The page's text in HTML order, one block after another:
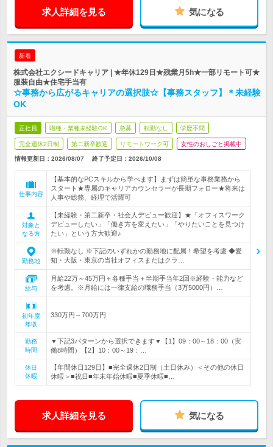
求人詳細を見る 気になる
新着
株式会社エクシードキャリア | ★年休129日★残業月5h★一部リモート可★
服装自由★住宅手当有
☆事務から広がるキャリアの選択肢☆【事務スタッフ】＊未経験
OK
正社員 職種・業種未経験OK 急募 転勤なし 学歴不問
完全週休2日制 第二新卒歓迎 リモートワーク可 女性のおしごと掲載中
情報更新日：2026/08/07 終了予定日： 2026/10/08
仕事内容
【基本的なPCスキルから学べます】まずは簡単な事務業務から
スタート★専属のキャリアカウンセラーが長期フォロー★将来は
人事や総務、経理で活躍可
対象と
なる方
【未経験・第二新卒・社会人デビュー歓迎】★「オフィスワーク
デビューしたい」「働き方を変えたい」「やりたいことを見つけ
たい」という方大歓迎♪
勤務地
※転勤なし ※下記のいずれかの勤務地に配属！希望を考慮 ◆愛
知・大阪・東京の当社オフィスまたはクラ…
給与
月給22万～45万円＋各種手当＋半期手当年2回※経験・能力など
を考慮。※月給には一律支給の職務手当（3万5000円）…
初年度
年収
330万円～700万円
勤務
時間
▼下記3パターンから選択できます▼【1】09：00～18：00（実
働8時間）【2】10：00～19：…
休日
休暇
【年間休日129日】■完全週休2日制（土日休み）＜その他の休日
休暇＞■祝日■年末年始休暇■夏季休暇■…
求人詳細を見る 気になる